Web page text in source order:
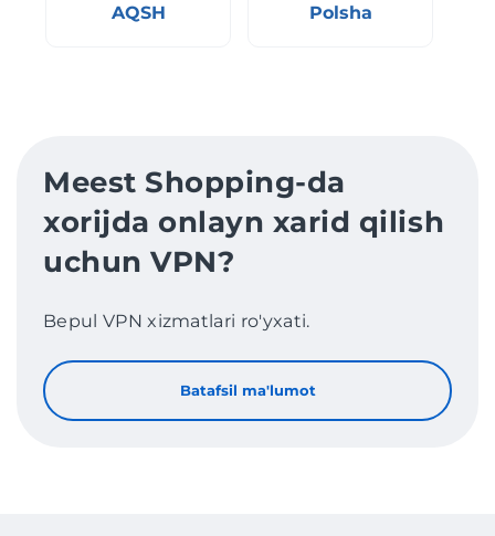
AQSH Polsha
Meest Shopping-da
xorijda onlayn xarid qilish
uchun VPN?
Bepul VPN xizmatlari ro'yxati.
Batafsil ma'lumot